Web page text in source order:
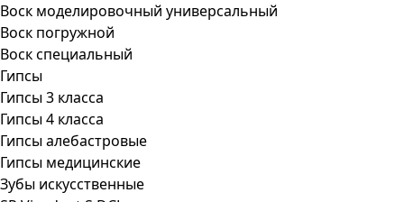
Воск моделировочный универсальный
Воск погружной
Воск специальный
Гипсы
Гипсы 3 класса
Гипсы 4 класса
Гипсы алебастровые
Гипсы медицинские
Зубы искусственные